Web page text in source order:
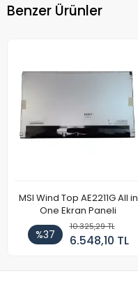
Benzer Ürünler
MSI Wind Top AE2211G All in
One Ekran Paneli
%37
10.325,29 TL
6.548,10 TL